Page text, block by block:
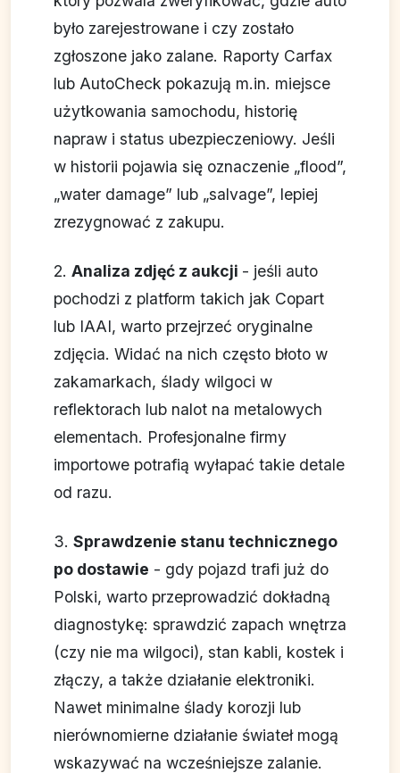
było zarejestrowane i czy zostało
zgłoszone jako zalane. Raporty Carfax
lub AutoCheck pokazują m.in. miejsce
użytkowania samochodu, historię
napraw i status ubezpieczeniowy. Jeśli
w historii pojawia się oznaczenie „flood”,
„water damage” lub „salvage”, lepiej
zrezygnować z zakupu.
2. Analiza zdjęć z aukcji - jeśli auto
pochodzi z platform takich jak Copart
lub IAAI, warto przejrzeć oryginalne
zdjęcia. Widać na nich często błoto w
zakamarkach, ślady wilgoci w
reflektorach lub nalot na metalowych
elementach. Profesjonalne firmy
importowe potrafią wyłapać takie detale
od razu.
3. Sprawdzenie stanu technicznego
po dostawie - gdy pojazd trafi już do
Polski, warto przeprowadzić dokładną
diagnostykę: sprawdzić zapach wnętrza
(czy nie ma wilgoci), stan kabli, kostek i
złączy, a także działanie elektroniki.
Nawet minimalne ślady korozji lub
nierównomierne działanie świateł mogą
wskazywać na wcześniejsze zalanie.